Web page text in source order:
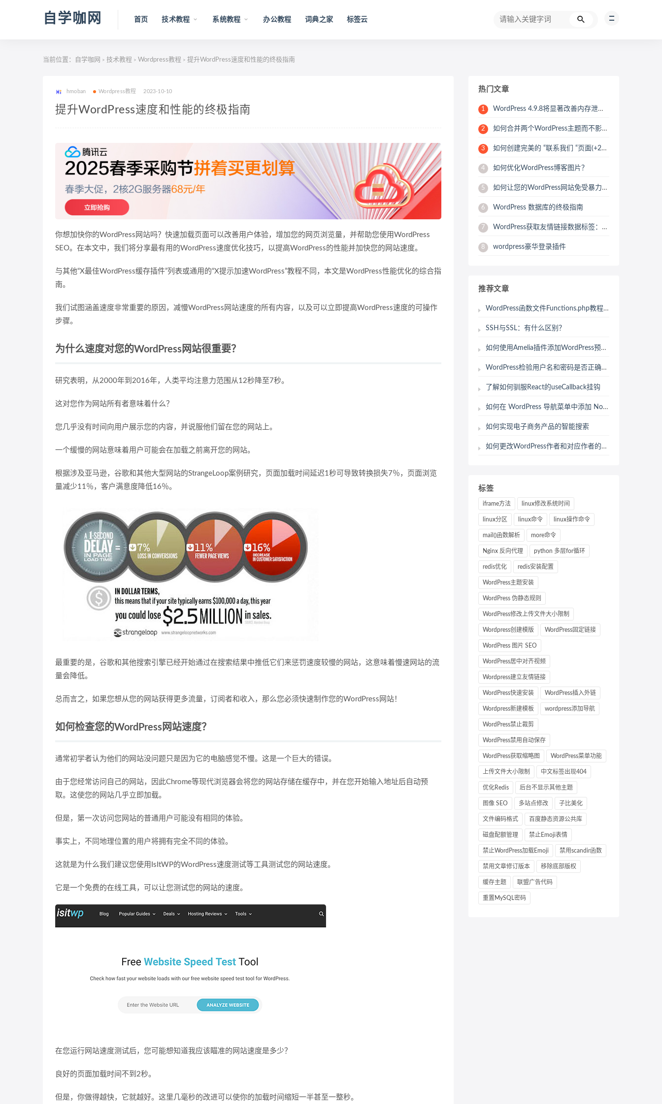
自学咖网 首页 技术教程 系统教程 办公教程 词典之家 标签云
当前位置： 自学咖网 > 技术教程 > Wordpress教程 > 提升WordPress速度和性能的终极指南
hmoban Wordpress教程 2023-10-10
提升WordPress速度和性能的终极指南
你想加快你的WordPress网站吗？快速加载页面可以改善用户体验，增加您的网页浏览量，并帮助您使用WordPress
SEO。在本文中，我们将分享最有用的WordPress速度优化技巧，以提高WordPress的性能并加快您的网站速度。
与其他“X最佳WordPress缓存插件”列表或通用的“X提示加速WordPress”教程不同，本文是WordPress性能优化的综合指
南。
我们试图涵盖速度非常重要的原因，减慢WordPress网站速度的所有内容，以及可以立即提高WordPress速度的可操作
步骤。
为什么速度对您的WordPress网站很重要？
研究表明，从2000年到2016年，人类平均注意力范围从12秒降至7秒。
这对您作为网站所有者意味着什么？
您几乎没有时间向用户展示您的内容，并说服他们留在您的网站上。
一个缓慢的网站意味着用户可能会在加载之前离开您的网站。
根据涉及亚马逊，谷歌和其他大型网站的StrangeLoop案例研究，页面加载时间延迟1秒可导致转换损失7％，页面浏览
量减少11％，客户满意度降低16％。
最重要的是，谷歌和其他搜索引擎已经开始通过在搜索结果中推低它们来惩罚速度较慢的网站，这意味着慢速网站的流
量会降低。
总而言之，如果您想从您的网站获得更多流量，订阅者和收入，那么您必须快速制作您的WordPress网站！
如何检查您的WordPress网站速度？
通常初学者认为他们的网站没问题只是因为它的电脑感觉不慢。这是一个巨大的错误。
由于您经常访问自己的网站，因此Chrome等现代浏览器会将您的网站存储在缓存中，并在您开始输入地址后自动预
取。这使您的网站几乎立即加载。
但是，第一次访问您网站的普通用户可能没有相同的体验。
事实上，不同地理位置的用户将拥有完全不同的体验。
这就是为什么我们建议您使用IsItWP的WordPress速度测试等工具测试您的网站速度。
它是一个免费的在线工具，可以让您测试您的网站的速度。
在您运行网站速度测试后，您可能想知道我应该瞄准的网站速度是多少？
良好的页面加载时间不到2秒。
但是，你做得越快，它就越好。这里几毫秒的改进可以使你的加载时间缩短一半甚至一整秒。
热门文章
1 WordPress 4.9.8将显著改善内存泄漏问题
2 如何合并两个WordPress主题而不影响SEO
3 如何创建完美的 “联系我们 “页面(+25个例子)
4 如何优化WordPress博客图片？
5 如何让您的WordPress网站免受暴力攻击
6 WordPress 数据库的终极指南
7 WordPress获取友情链接数据标签：get_bookmarks
8 wordpress豪华登录插件
推荐文章
WordPress函数文件Functions.php教程指南
SSH与SSL：有什么区别？
如何使用Amelia插件添加WordPress预约表单
WordPress检验用户名和密码是否正确函数：user_pass_ok
了解如何驯服React的useCallback挂钩
如何在 WordPress 导航菜单中添加 Nofollow 链接
如何实现电子商务产品的智能搜索
如何更改WordPress作者和对应作者的存档页面slug
标签
iframe方法 linux修改系统时间
linux分区 linux命令 linux操作命令
mail()函数解析 more命令
Nginx 反向代理 python 多层for循环
redis优化 redis安装配置
WordPress主题安装
WordPress 伪静态规则
WordPress修改上传文件大小限制
Wordpress创建模版 WordPress固定链接
WordPress 图片 SEO
WordPress居中对齐视频
Wordpress建立友情链接
WordPress快速安装 WordPress插入外链
Wordpress新建模板 wordpress添加导航
WordPress禁止裁剪
WordPress禁用自动保存
WordPress获取缩略图 WordPress菜单功能
上传文件大小限制 中文标签出现404
优化Redis 后台不显示其他主题
图像 SEO 多站点修改 子比美化
文件编码格式 百度静态资源公共库
磁盘配额管理 禁止Emoji表情
禁止WordPress加载Emoji 禁用scandir函数
禁用文章修订版本 移除底部版权
缓存主题 联盟广告代码
重置MySQL密码